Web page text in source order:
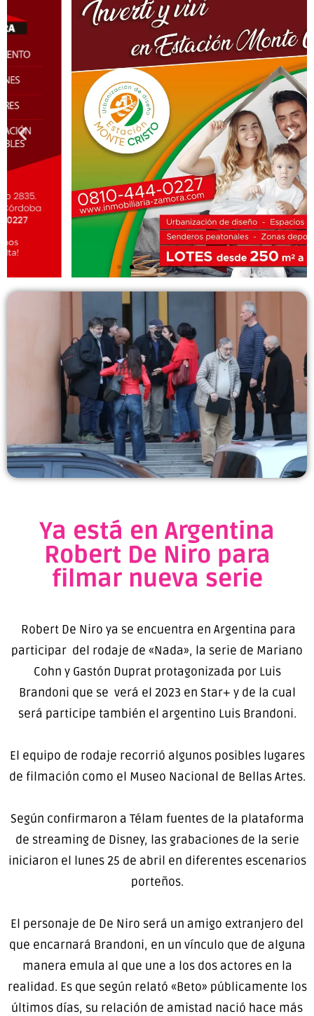
Ya está en Argentina
Robert De Niro para
filmar nueva serie
Robert De Niro ya se encuentra en Argentina para
participar del rodaje de «Nada», la serie de Mariano
Cohn y Gastón Duprat protagonizada por Luis
Brandoni que se verá el 2023 en Star+ y de la cual
será participe también el argentino Luis Brandoni.
El equipo de rodaje recorrió algunos posibles lugares
de filmación como el Museo Nacional de Bellas Artes.
Según confirmaron a Télam fuentes de la plataforma
de streaming de Disney, las grabaciones de la serie
iniciaron el lunes 25 de abril en diferentes escenarios
porteños.
El personaje de De Niro será un amigo extranjero del
que encarnará Brandoni, en un vínculo que de alguna
manera emula al que une a los dos actores en la
realidad. Es que según relató «Beto» públicamente los
últimos días, su relación de amistad nació hace más